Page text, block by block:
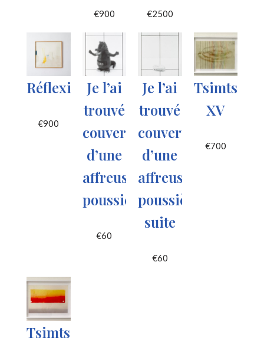
€900 €2500
Réflexions
€900
Je l’ai
trouvé
couvert
d’une
affreuse
poussière
€60
Je l’ai
trouvé
couvert
d’une
affreuse
poussière
suite
€60
Tsimtsoem
XV
€700
Tsimtsoem